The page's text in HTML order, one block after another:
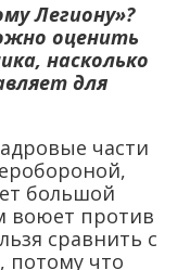
Легиону»?
оценить
насколько
для
части
большой
воюет против
сравнить с
что